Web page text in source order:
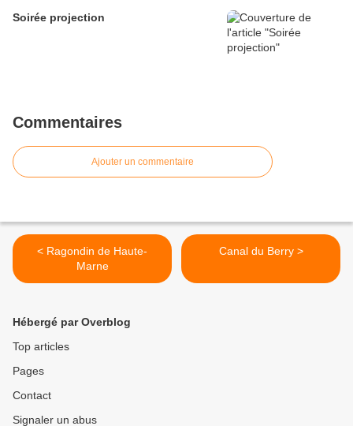
Soirée projection
Commentaires
Ajouter un commentaire
< Ragondin de Haute-
Marne
Canal du Berry >
Hébergé par Overblog
Top articles
Pages
Contact
Signaler un abus